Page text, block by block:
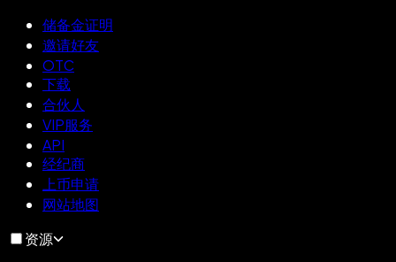
储备金证明
邀请好友
OTC
下载
合伙人
VIP服务
API
经纪商
上币申请
网站地图
资源